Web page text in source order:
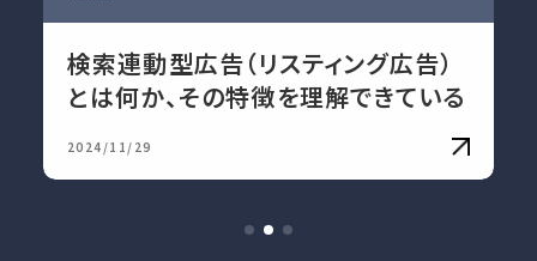
検索連動型広告（リスティング広告）
とは何か、その特徴を理解できている
2024/11/29